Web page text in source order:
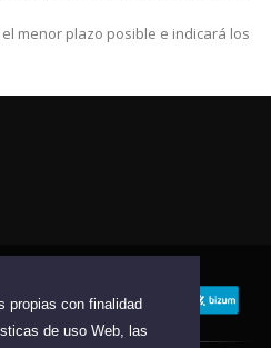
propias con finalidad
de uso Web, las
menor plazo posible e indicará los